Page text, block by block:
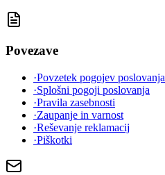
Povezave
·Povzetek pogojev poslovanja
·Splošni pogoji poslovanja
·Pravila zasebnosti
·Zaupanje in varnost
·Reševanje reklamacij
·Piškotki